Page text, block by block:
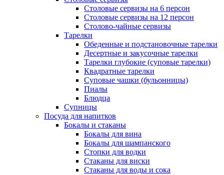
Столовые сервизы на 6 персон
Столовые сервизы на 12 персон
Столово-чайные сервизы
Тарелки
Обеденные и подстановочные тарелки
Десертные и закусочные тарелки
Тарелки глубокие (суповые тарелки)
Квадратные тарелки
Суповые чашки (бульонницы)
Пиалы
Блюдца
Супницы
Посуда для напитков
Бокалы и стаканы
Бокалы для вина
Бокалы для шампанского
Стопки для водки
Стаканы для виски
Стаканы для воды и сока